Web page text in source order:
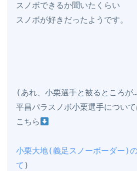
スノボできるか聞いたくらい
スノボが好きだったようです。
(あれ、小栗選手と被るところが…
平昌パラスノボ小栗選手につい
こちら
小栗大地(義足スノーボーダー)
て )